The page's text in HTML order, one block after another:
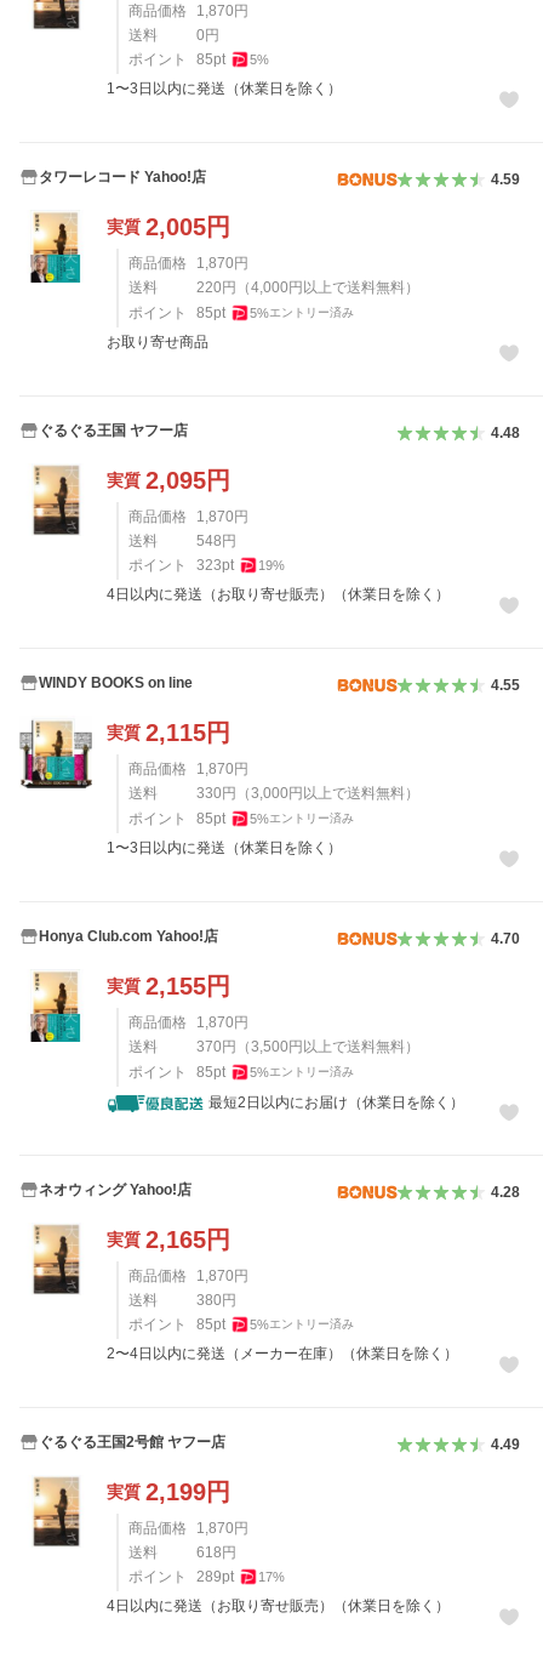
商品価格 1,870 円
送料
0 円
ポイント
85pt 5%
1〜3日以内に発送（休業日を除く）
タワーレコード Yahoo!店 4.59
実質 2,005円
商品価格 1,870 円
送料
220 円 （4,000 円以上で送料無料）
ポイント
85pt 5%エントリー済み
お取り寄せ商品
ぐるぐる王国 ヤフー店 4.48
実質 2,095円
商品価格 1,870 円
送料
548 円
ポイント
323pt 19%
4日以内に発送（お取り寄せ販売）（休業日を除く）
WINDY BOOKS on line 4.55
実質 2,115円
商品価格 1,870 円
送料
330 円 （3,000 円以上で送料無料）
ポイント
85pt 5%エントリー済み
1〜3日以内に発送（休業日を除く）
Honya Club.com Yahoo!店 4.70
実質 2,155円
商品価格 1,870 円
送料
370 円 （3,500 円以上で送料無料）
ポイント
85pt 5%エントリー済み
最短2日以内にお届け（休業日を除く）
ネオウィング Yahoo!店 4.28
実質 2,165円
商品価格 1,870 円
送料
380 円
ポイント
85pt 5%エントリー済み
2〜4日以内に発送（メーカー在庫）（休業日を除く）
ぐるぐる王国2号館 ヤフー店 4.49
実質 2,199円
商品価格 1,870 円
送料
618 円
ポイント
289pt 17%
4日以内に発送（お取り寄せ販売）（休業日を除く）